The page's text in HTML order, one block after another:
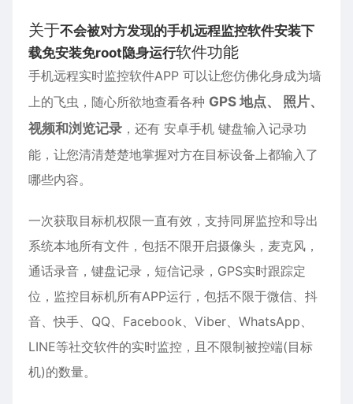
关于不会被对方发现的手机远程监控软件安装下
载免安装免root隐身运行软件功能
手机远程实时监控软件APP 可以让您仿佛化身成为墙
上的飞虫，随心所欲地查看各种 GPS 地点、 照片、
视频和浏览记录 ，还有 安卓手机 键盘输入记录功
能，让您清清楚楚地掌握对方在目标设备上都输入了
哪些内容。
一次获取目标机权限一直有效，支持同屏监控和导出
系统本地所有文件，包括不限开启摄像头，麦克风，
通话录音，键盘记录，短信记录，GPS实时跟踪定
位，监控目标机所有APP运行，包括不限于微信、抖
音、快手、QQ、Facebook、Viber、WhatsApp、
LINE等社交软件的实时监控，且不限制被控端(目标
机)的数量。